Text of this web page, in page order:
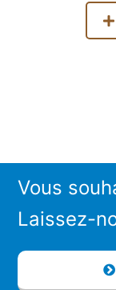
Vous
Laissez-